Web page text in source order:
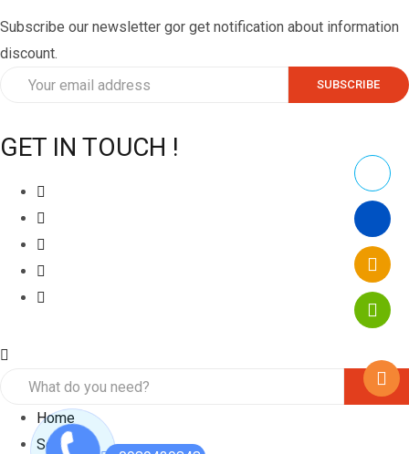
Subscribe our newsletter gor get notification about information
discount.
GET IN TOUCH !
Home
Search